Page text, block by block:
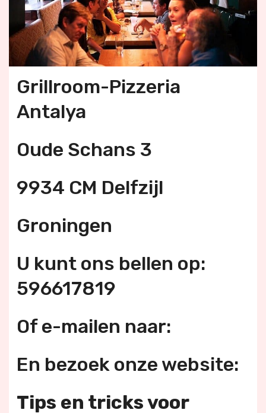
Grillroom-Pizzeria
Antalya
Oude Schans 3
9934 CM Delfzijl
Groningen
U kunt ons bellen op:
596617819
Of e-mailen naar:
En bezoek onze website:
Tips en tricks voor